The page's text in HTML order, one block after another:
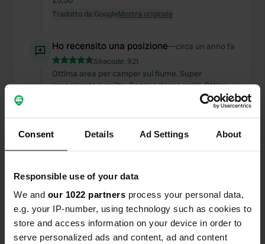
Consent Details Ad Settings About
Responsible use of your data
We and our 1022 partners process your personal data,
e.g. your IP-number, using technology such as cookies to
store and access information on your device in order to
serve personalized ads and content, ad and content
Tradotto da GoogleMostra originale
Ho recensito una posizione—circa un anno fa
Sitecode: 921
Ottima area per camper sul fiume. Super
organizzata e pulita. Bagni e docce puliti. Ottimi
Parcheggio enorme, ma con resti di escrementi di
cavallo. Elettricità disponibile, ma è saltata la
mattina. 15 minuti a piedi dai ristoranti. La
funzione di risciacquo del water chimico non
funziona. Non sono sicuro della capacità
dell'acqua potabile. Ci è stato utile per una notte e
11 €.